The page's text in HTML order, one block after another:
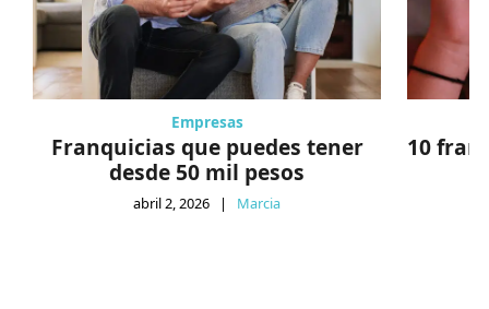
Empresas
Franquicias que puedes tener
desde 50 mil pesos
abril 2, 2026 | Marcia
10